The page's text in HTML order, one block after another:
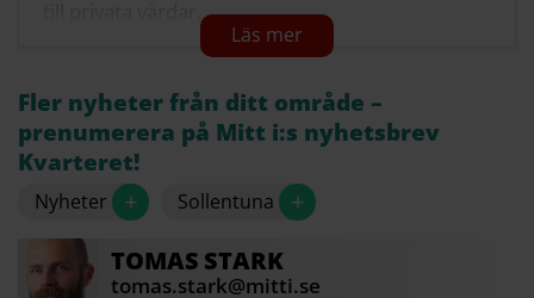
Sollentunahem AB delades upp i en så kallad
lägenheterna som skulle säljas lades tre olika
separata bolag inför en försäljning i tre etapper.
2019 såldes 541 lägenheter i Rotebro och
Rotsunda till John Mattson AB för 765 miljoner
2021 såldes 456 lägenheter i Häggvik och
Fler nyheter från ditt område –
prenumerera på Mitt i:s nyhetsbrev
Kvarteret!
Nyheter + Sollentuna +
TOMAS STARK
tomas.stark@mitti.se